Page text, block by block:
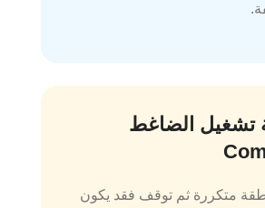
تشغيل الضاغط
متكررة ثم توقف فقد يكون